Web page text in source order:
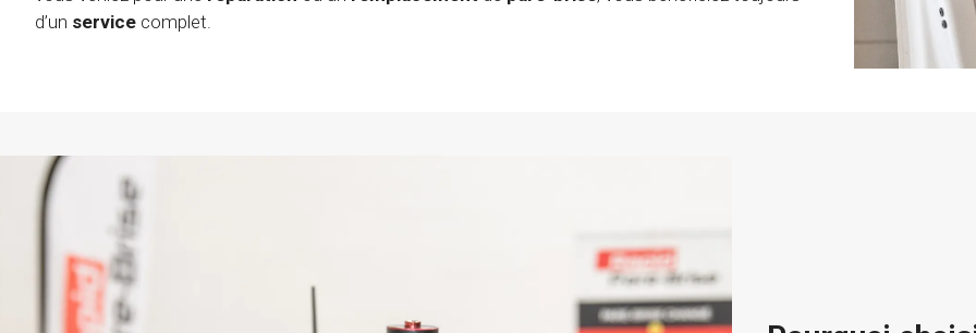
d’un service complet.